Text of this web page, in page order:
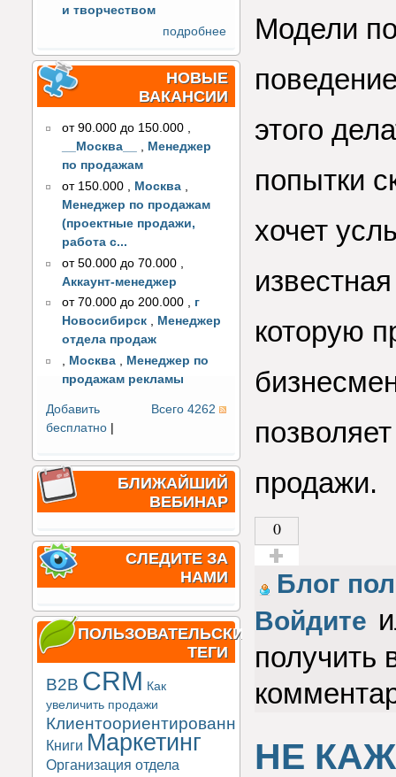
и творчеством
подробнее
НОВЫЕ
ВАКАНСИИ
от 90.000 до 150.000 ,
__Москва__
, Менеджер
по продажам
от 150.000
Москва
Менеджер по продажам
(проектные продажи,
работа с...
от 50.000 до 70.000
Аккаунт-менеджер
от 70.000 до 200.000 , г
Новосибирск , Менеджер
отдела продаж
, Москва , Менеджер по
продажам рекламы
Всего 4262
Добавить
бесплатно
БЛИЖАЙШИЙ
ВЕБИНАР
СЛЕДИТЕ ЗА
НАМИ
ПОЛЬЗОВАТЕЛЬСКИЕ
ТЕГИ
B2B CRM Как
увеличить продажи
Клиентоориентированность
Книги Маркетинг
Организация отдела
Модели
этого
попытки
хочет
которую
продажи.
0
Голос за!
Блог
Войдите
получить
НЕ